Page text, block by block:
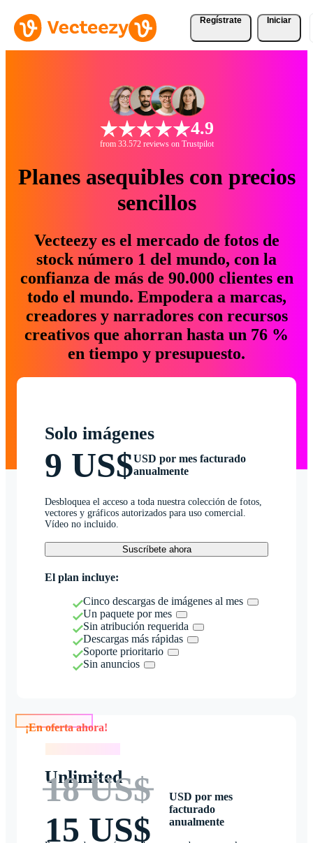
Regístrate Iniciar
4.9
from 33.572 reviews on Trustpilot
Planes asequibles con precios
sencillos
Vecteezy es el mercado de fotos de
stock número 1 del mundo, con la
confianza de más de 90.000 clientes en
todo el mundo. Empodera a marcas,
creadores y narradores con recursos
creativos que ahorran hasta un 76 %
en tiempo y presupuesto.
Solo imágenes
9 US$USD por mes facturado
anualmente
Desbloquea el acceso a toda nuestra colección de fotos,
vectores y gráficos autorizados para uso comercial.
Vídeo no incluido.
Suscríbete ahora
El plan incluye:
Cinco descargas de imágenes al mes
Un paquete por mes
Sin atribución requerida
Descargas más rápidas
Soporte prioritario
Sin anuncios
Unlimited
18 US$
15 US$
USD por mes
facturado
anualmente